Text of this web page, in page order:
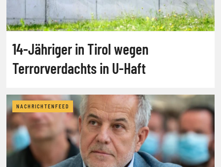
14-Jähriger in Tirol wegen
Terrorverdachts in U-Haft
NACHRICHTENFEED